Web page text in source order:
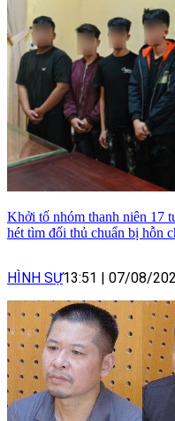
Khởi tố nhóm thanh niên 17
hét tìm đối thủ chuẩn bị hỗn
HÌNH SỰ13:51 07/08/